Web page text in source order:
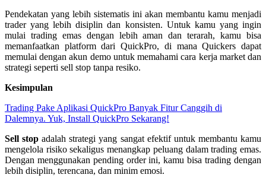
Pendekatan yang lebih sistematis ini akan membantu kamu menjadi
trader yang lebih disiplin dan konsisten. Untuk kamu yang ingin
mulai trading emas dengan lebih aman dan terarah, kamu bisa
memanfaatkan platform dari QuickPro, di mana Quickers dapat
memulai dengan akun demo untuk memahami cara kerja market dan
strategi seperti sell stop tanpa resiko.
Kesimpulan
Trading Pake Aplikasi QuickPro Banyak Fitur Canggih di
Dalemnya. Yuk, Install QuickPro Sekarang!
Sell stopadalah strategi yang sangat efektif untuk membantu kamu
mengelola risiko sekaligus menangkap peluang dalam trading emas.
Dengan menggunakan pending order ini, kamu bisa trading dengan
lebih disiplin, terencana, dan minim emosi.